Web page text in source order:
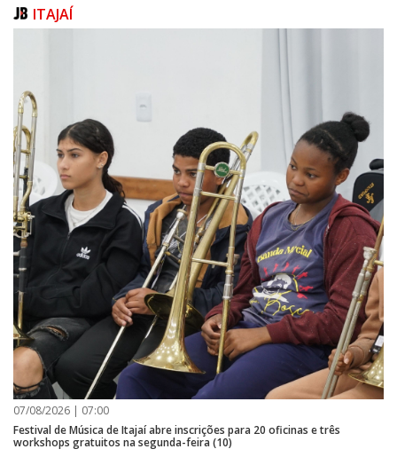
abre mão da interação com o professor e os colegas, existe a
modalidade EAD síncrono. Nesta opção, as atividades ocorrem em
Confira as opções em univali.br/pos/eadsincrono
EAD assíncrono
Já o profissional que precisa de mais flexibilidade e autonomia, para
conciliar os estudos da especialização com a sua rotina pessoal, pode
optar pelo modelo EAD assíncrono. Com aulas 100% gravadas, é o aluno
quem decide o melhor dia e horário para assistir os conteúdos e
cumprir as atividades do curso. O modelo permite o ingresso de alunos
o ano inteiro. Atualmente, na Univali, há um catálogo de 32 cursos
disponíveis.
Confira as opções em univali.br/pos/ead
Inscrições
Para fazer a inscrição nos cursos de pós-graduação lato sensu da Univali
é preciso acessar o site univali.br/pos, selecionar o curso desejado,
preencher o formulário disponível no botão “Inscreva-se” e seguir o
passo a passo até finalizar o processo.
ITAJAÍ
07/08/2026 | 07:00
Festival de Música de Itajaí abre inscrições para 20 oficinas e três
workshops gratuitos na segunda-feira (10)